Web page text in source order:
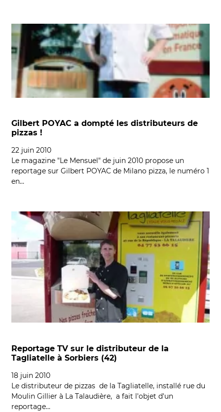
Gilbert POYAC a dompté les distributeurs de
pizzas !
22 juin 2010
Le magazine "Le Mensuel" de juin 2010 propose un
reportage sur Gilbert POYAC de Milano pizza, le numéro 1
en…
Reportage TV sur le distributeur de la
Tagliatelle à Sorbiers (42)
18 juin 2010
Le distributeur de pizzas de la Tagliatelle, installé rue du
Moulin Gillier à La Talaudière, a fait l'objet d'un
reportage…